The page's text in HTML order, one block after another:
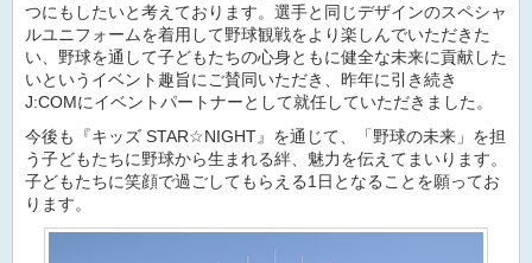
つにもしたいと考えております。選手と同じデザインのスペシャ
ルユニフォームを着用して野球観戦をより楽しんでいただきた
い、野球を通して子どもたちの心身ともに健全な未来に貢献した
いというイベント趣旨にご賛同いただき、昨年に引き続き
J:COMにイベントパートナーとして就任していただきました。
今後も『キッズ STAR☆NIGHT』を通じて、「野球の未来」を担
う子どもたちに野球から生まれる絆、魅力を伝えてまいります。
子どもたちに笑顔で過ごしてもらえる1日となることを願ってお
ります。